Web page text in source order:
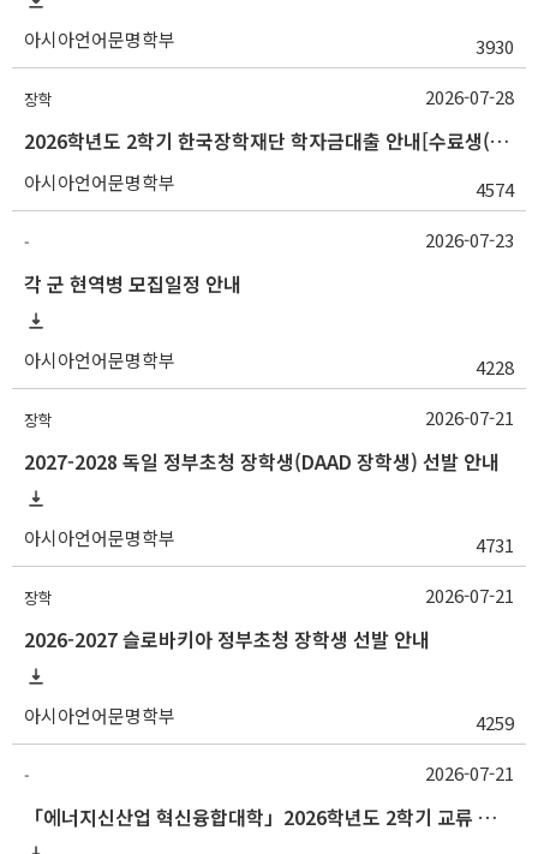
아시아언어문명학부 3930
장학
2026학년도 2학기 한국장학재단 학자금대출 안내[수료생(연구생)]
아시아언어문명학부 4574
2026-07-28
-
각 군 현역병 모집일정 안내
아시아언어문명학부 4228
2026-07-23
장학
2027-2028 독일 정부초청 장학생(DAAD 장학생) 선발 안내
아시아언어문명학부 4731
2026-07-21
장학
2026-2027 슬로바키아 정부초청 장학생 선발 안내
아시아언어문명학부 4259
2026-07-21
-
「에너지신산업 혁신융합대학」2026학년도 2학기 교류 수학 안내 (한양대)
2026-07-21